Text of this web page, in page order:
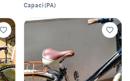
Capaci(PA)